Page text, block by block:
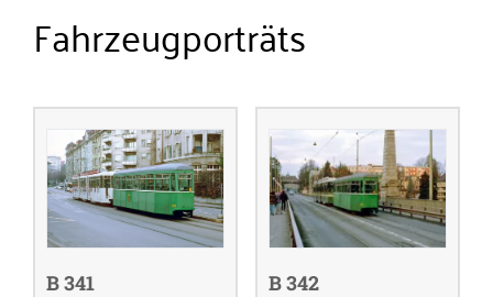
Fahrzeugporträts
B 341 B 342